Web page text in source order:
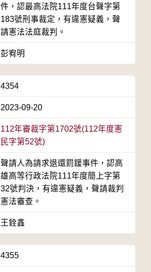
件，認最高法院111年度台聲字第
183號刑事裁定，有違憲疑義，聲
請憲法法庭裁判。
彭宥明
4354
2023-09-20
112年審裁字第1702號(112年度憲
民字第52號)
聲請人為請求退還罰鍰事件，認高
雄高等行政法院111年度簡上字第
32號判決，有違憲疑義，聲請裁判
憲法審查。
王銓鑫
4355